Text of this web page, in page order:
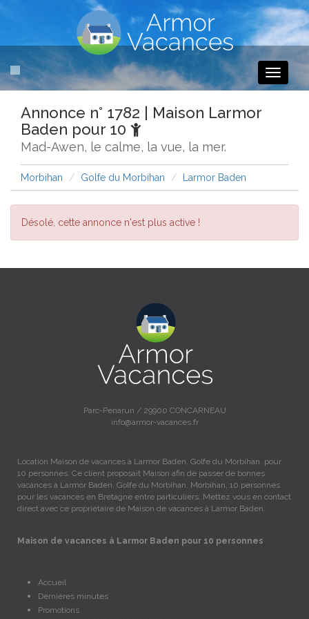
Toggle
Annonce n° 1782 | Maison Larmor
Baden pour 10
Mad-Awen, le calme, la vue, la mer.
Morbihan Golfe du Morbihan Larmor Baden
Désolé, cette annonce n'est plus active !
Parc-Penarun / 29900 CONCARNEAU
info@armor-vacances.fr
Location Maison de vacances à Larmor Baden, Golfe du Morbihan, pour
10 personnes. Ce client proposait Maison afin de passer de bonnes
vacances à Larmor Baden, Golfe du Morbihan, Morbihan, 10 personnes
pour les vacances en Bretagne entre particuliers. Mettez vous en contact
direct avec ce propriétaire de Maison de vacances à Larmor Baden.
Maison de vacances à Larmor Baden pour 10 personnes
Accueil
Dernières minutes
Promotions